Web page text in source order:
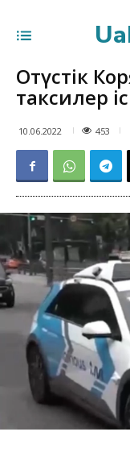
Оңтүстік
таксилер
10.06.2022 453